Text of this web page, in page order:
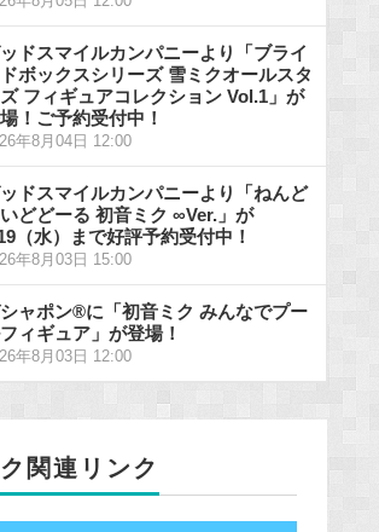
ドスマイルカンパニーより「ブライ
ボックスシリーズ 雪ミクオールスタ
フィギュアコレクション Vol.1」が
！ご予約受付中！
年8月04日 12:00
ドスマイルカンパニーより「ねんど
どどーる 初音ミク ∞Ver.」が
（水）まで好評予約受付中！
年8月03日 15:00
ャポン®に「初音ミク みんなでプー
ィギュア」が登場！
年8月03日 12:00
関連リンク